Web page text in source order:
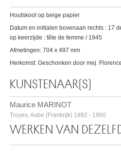
Houtskool op beige papier
Datum en initialen bovenaan rechts : 17
op keerzijde : tête de femme / 1945
Afmetingen: 704 x 497 mm
Herkomst: Geschonken door mej.
KUNSTENAAR(S)
Maurice MARINOT
Troyes, Aube (Frankrijk) 1882 - 1960
WERKEN VAN